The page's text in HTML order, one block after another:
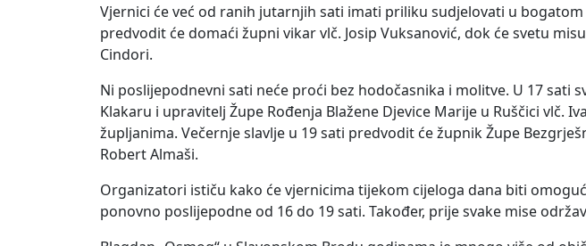
Vjernici će već od ranih jutarnjih sati imati priliku sudjelovati u
predvodit će domaći župni vikar vlč. Josip Vuksanović, dok će svetu
Cindori.
Ni poslijepodnevni sati neće proći bez hodočasnika i molitve. U 17 sati
Klakaru i upravitelj Župe Rođenja Blažene Djevice Marije u Ruščici vlč.
župljanima. Večernje slavlje u 19 sati predvodit će župnik Župe
Robert Almaši.
Organizatori ističu kako će vjernicima tijekom cijeloga dana biti
ponovno poslijepodne od 16 do 19 sati. Također, prije svake mise